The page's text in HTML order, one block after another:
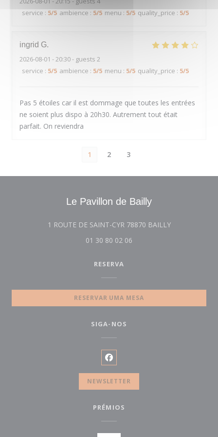
service : 5/5 ambience : 5/5 menu : 5/5 quality_price : 5/5
ingrid G
2026-08-01 - 20:30 - guests 2
service : 5/5 ambience : 5/5 menu : 5/5 quality_price : 5/5
Pas 5 étoiles car il est dommage que toutes les entrées
ne soient plus dispo à 20h30. Autrement tout était
parfait. On reviendra
1 2 3
Le Pavillon de Bailly
1 ROUTE DE SAINT-CYR 78870 BAILLY((abre numa
01 30 80 02 06
RESERVA
RESERVAR UMA MESA
SIGA-NOS
Facebook ((abre numa nova
NEWSLETTER
PRÉMIOS